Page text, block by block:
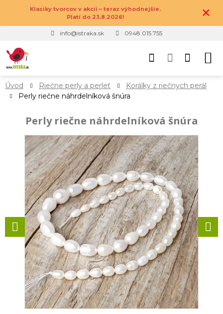
Klasiky tvorcov v akcii – teraz výhodnejšie.
Platí do 23.8.2026!
×
info@istraka.sk 0948 015 755
Úvod Riečne perly a perleť
Korálky z riečnych perál
Perly riečne náhrdelníková šnúra
Perly riečne náhrdelníková šnúra